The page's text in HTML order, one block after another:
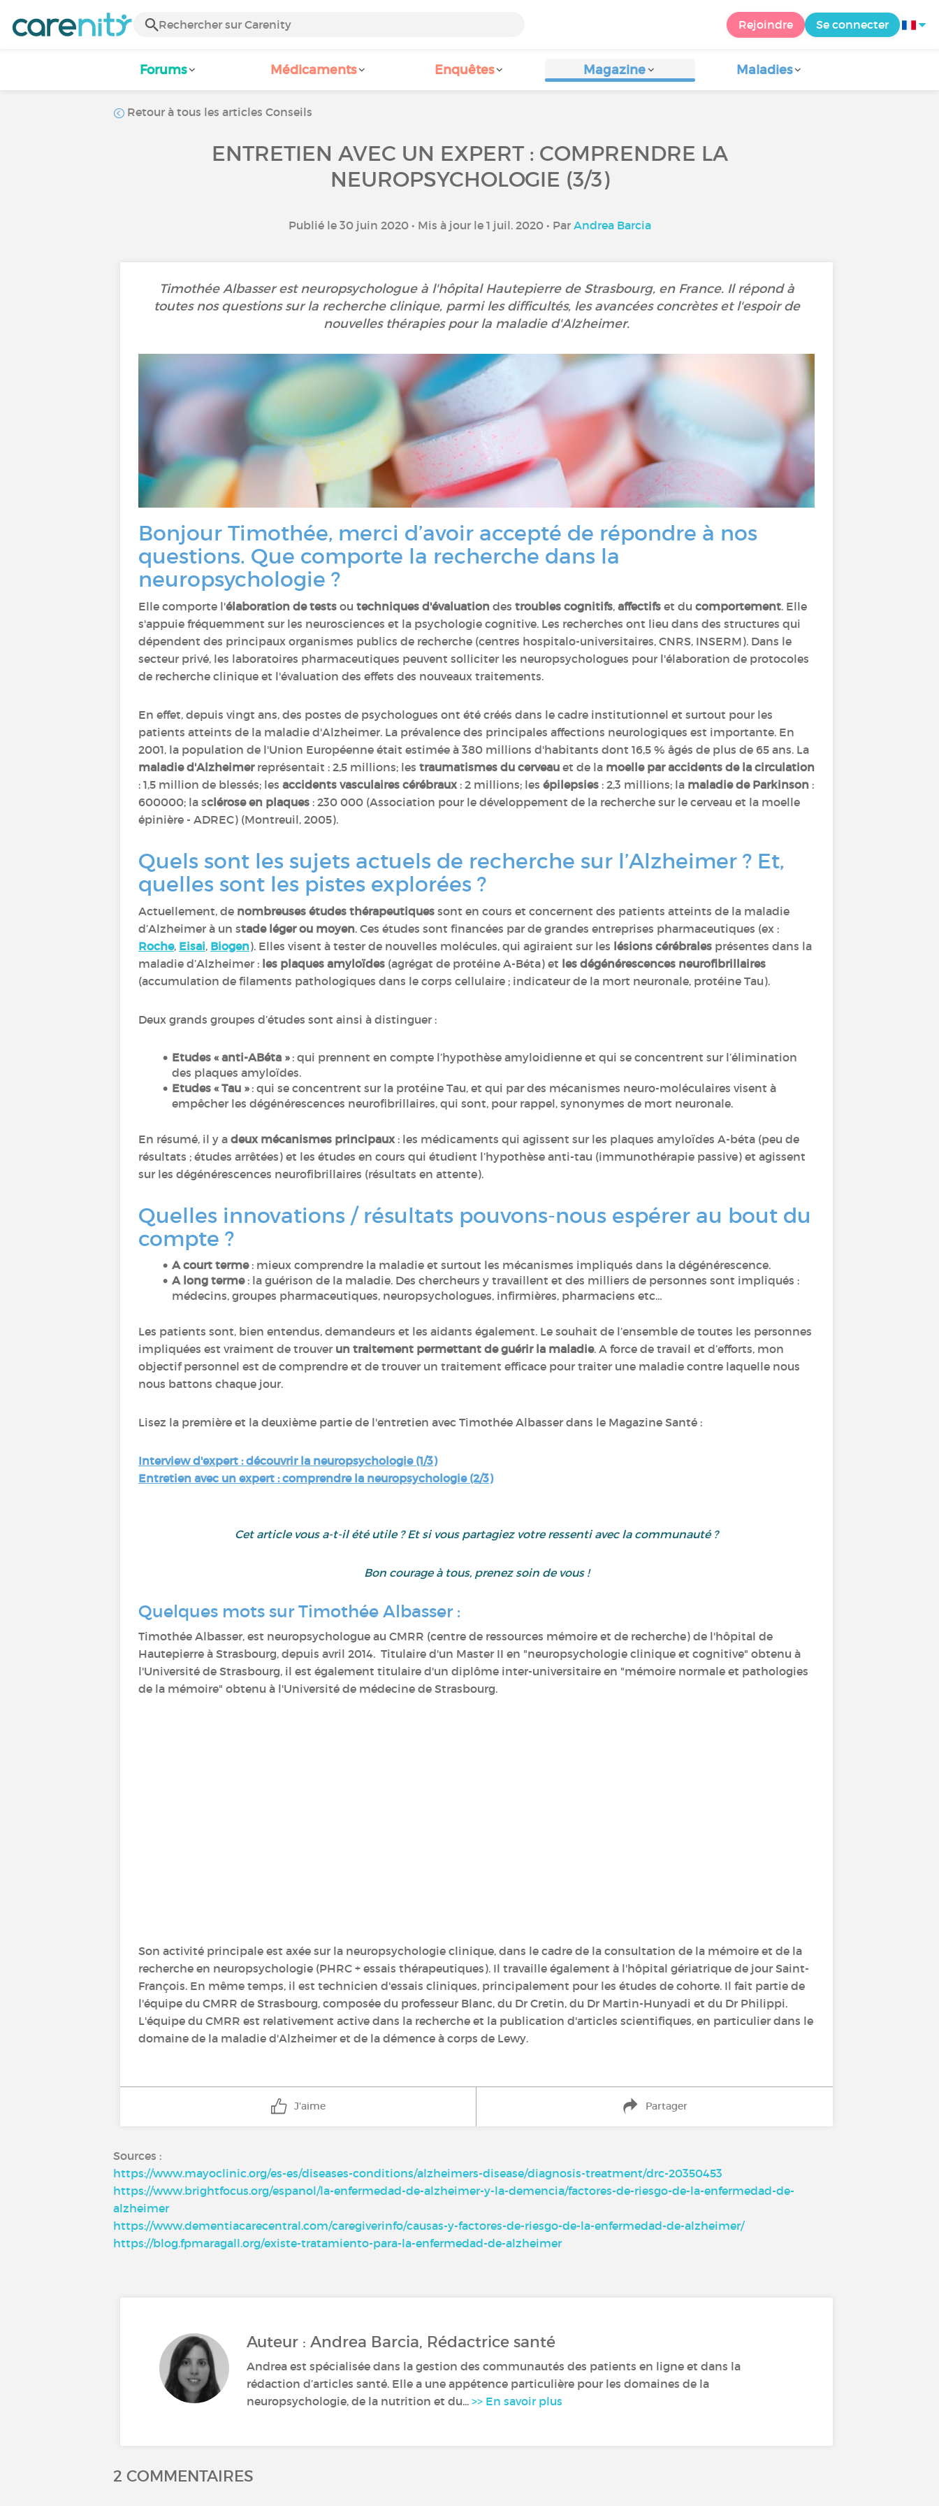
Rejoindre Se connecter
Forums Médicaments Enquêtes Magazine Maladies
Retour à tous les articles Conseils
ENTRETIEN AVEC UN EXPERT : COMPRENDRE LA
NEUROPSYCHOLOGIE (3/3)
Publié le 30 juin 2020 • Mis à jour le 1 juil. 2020 • Par Andrea Barcia
Timothée Albasser est neuropsychologue à l'hôpital Hautepierre de Strasbourg, en France. Il répond à
toutes nos questions sur la recherche clinique, parmi les difficultés, les avancées concrètes et l'espoir de
nouvelles thérapies pour la maladie d'Alzheimer.
Bonjour Timothée, merci d’avoir accepté de répondre à nos
questions. Que comporte la recherche dans la
neuropsychologie ?
Elle comporte l'élaboration de tests ou techniques d'évaluation des troubles cognitifs, affectifs et du comportement. Elle
s'appuie fréquemment sur les neurosciences et la psychologie cognitive. Les recherches ont lieu dans des structures qui
dépendent des principaux organismes publics de recherche (centres hospitalo-universitaires, CNRS, INSERM). Dans le
secteur privé, les laboratoires pharmaceutiques peuvent solliciter les neuropsychologues pour l'élaboration de protocoles
de recherche clinique et l'évaluation des effets des nouveaux traitements.
En effet, depuis vingt ans, des postes de psychologues ont été créés dans le cadre institutionnel et surtout pour les
patients atteints de la maladie d'Alzheimer. La prévalence des principales affections neurologiques est importante. En
2001, la population de l'Union Européenne était estimée à 380 millions d'habitants dont 16,5 % âgés de plus de 65 ans. La
maladie d'Alzheimerreprésentait : 2,5 millions; les traumatismes du cerveau et de la moelle par accidents de la circulation
: 1,5 million de blessés; les accidents vasculaires cérébraux: 2 millions; les épilepsies : 2,3 millions; la maladie de Parkinson :
600000; la sclérose en plaques : 230 000 (Association pour le développement de la recherche sur le cerveau et la moelle
épinière - ADREC) (Montreuil, 2005).
Quels sont les sujets actuels de recherche sur l’Alzheimer ? Et,
quelles sont les pistes explorées ?
Actuellement, de nombreuses études thérapeutiques sont en cours et concernent des patients atteints de la maladie
d’Alzheimer à un stade léger ou moyen. Ces études sont financées par de grandes entreprises pharmaceutiques (ex :
Roche, Eisai, Biogen). Elles visent à tester de nouvelles molécules, qui agiraient sur les lésions cérébrales présentes dans la
maladie d’Alzheimer : les plaques amyloïdes (agrégat de protéine A-Béta) et les dégénérescences neurofibrillaires
(accumulation de filaments pathologiques dans le corps cellulaire ; indicateur de la mort neuronale, protéine Tau).
Deux grands groupes d’études sont ainsi à distinguer :
Etudes « anti-ABéta »: qui prennent en compte l’hypothèse amyloidienne et qui se concentrent sur l’élimination
des plaques amyloïdes.
Etudes « Tau »: qui se concentrent sur la protéine Tau, et qui par des mécanismes neuro-moléculaires visent à
empêcher les dégénérescences neurofibrillaires, qui sont, pour rappel, synonymes de mort neuronale.
En résumé, il y a deux mécanismes principaux: les médicaments qui agissent sur les plaques amyloïdes A-béta (peu de
résultats ; études arrêtées) et les études en cours qui étudient l’hypothèse anti-tau (immunothérapie passive) et agissent
sur les dégénérescences neurofibrillaires (résultats en attente).
Quelles innovations / résultats pouvons-nous espérer au bout du
compte ?
A court terme: mieux comprendre la maladie et surtout les mécanismes impliqués dans la dégénérescence.
A long terme : la guérison de la maladie. Des chercheurs y travaillent et des milliers de personnes sont impliqués :
médecins, groupes pharmaceutiques, neuropsychologues, infirmières, pharmaciens etc…
Les patients sont, bien entendus, demandeurs et les aidants également. Le souhait de l’ensemble de toutes les personnes
impliquées est vraiment de trouver un traitement permettant de guérir la maladie. A force de travail et d’efforts, mon
objectif personnel est de comprendre et de trouver un traitement efficace pour traiter une maladie contre laquelle nous
nous battons chaque jour.
Lisez la première et la deuxième partie de l'entretien avec Timothée Albasser dans le Magazine Santé :
Interview d'expert : découvrir la neuropsychologie (1/3)
Entretien avec un expert : comprendre la neuropsychologie (2/3)
Cet article vous a-t-il été utile ? Et si vous partagiez votre ressenti avec la communauté ?
Bon courage à tous, prenez soin de vous !
Quelques mots sur Timothée Albasser :
Timothée Albasser, est neuropsychologue au CMRR (centre de ressources mémoire et de recherche) de l'hôpital de
Hautepierre à Strasbourg, depuis avril 2014. Titulaire d'un Master II en "neuropsychologie clinique et cognitive" obtenu à
l'Université de Strasbourg, il est également titulaire d'un diplôme inter-universitaire en "mémoire normale et pathologies
de la mémoire" obtenu à l'Université de médecine de Strasbourg.
Son activité principale est axée sur la neuropsychologie clinique, dans le cadre de la consultation de la mémoire et de la
recherche en neuropsychologie (PHRC + essais thérapeutiques). Il travaille également à l'hôpital gériatrique de jour Saint-
François. En même temps, il est technicien d'essais cliniques, principalement pour les études de cohorte. Il fait partie de
l'équipe du CMRR de Strasbourg, composée du professeur Blanc, du Dr Cretin, du Dr Martin-Hunyadi et du Dr Philippi.
L'équipe du CMRR est relativement active dans la recherche et la publication d'articles scientifiques, en particulier dans le
domaine de la maladie d'Alzheimer et de la démence à corps de Lewy.
J'aime Partager
Sources :
https://www.mayoclinic.org/es-es/diseases-conditions/alzheimers-disease/diagnosis-treatment/drc-20350453
https://www.brightfocus.org/espanol/la-enfermedad-de-alzheimer-y-la-demencia/factores-de-riesgo-de-la-enfermedad-de-
alzheimer
https://www.dementiacarecentral.com/caregiverinfo/causas-y-factores-de-riesgo-de-la-enfermedad-de-alzheimer/
https://blog.fpmaragall.org/existe-tratamiento-para-la-enfermedad-de-alzheimer
Auteur : Andrea Barcia, Rédactrice santé
Andrea est spécialisée dans la gestion des communautés des patients en ligne et dans la
rédaction d’articles santé. Elle a une appétence particulière pour les domaines de la
neuropsychologie, de la nutrition et du... >> En savoir plus
2 COMMENTAIRES